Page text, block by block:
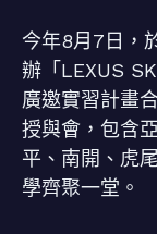
今年8月7日，
辦「LEXUS
廣邀實習計畫
授與會，包含
平、南開、虎
學齊聚一堂。